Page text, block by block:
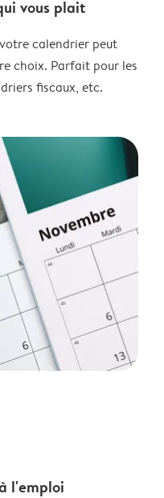
vous plait
calendrier peut
choix. Parfait pour les
fiscaux, etc.
l'emploi